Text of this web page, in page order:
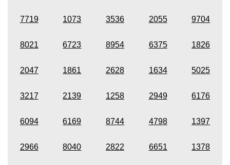
7719 1073 3536 2055 9704
8021 6723 8954 6375 1826
2047 1861 2628 1634 5025
3217 2139 1258 2949 6176
6094 6169 8744 4798 1397
2966 8040 2822 6651 1378